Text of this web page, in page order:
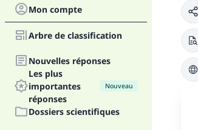
Mon compte
Arbre de classification
Nouvelles réponses
Les plus
importantes
réponses
Nouveau
Dossiers scientifiques